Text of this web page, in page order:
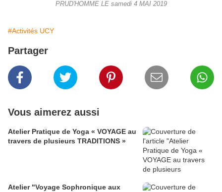
PRUD'HOMME LE samedi 4 MAI 2019
#Activités UCY
Partager
Vous aimerez aussi
Atelier Pratique de Yoga « VOYAGE au
travers de plusieurs TRADITIONS »
Atelier "Voyage Sophronique aux